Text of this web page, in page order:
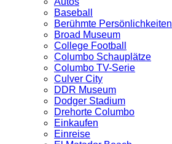
Baseball
Berühmte Persönlichkeiten
Broad Museum
College Football
Columbo Schauplätze
Columbo TV-Serie
Culver City
DDR Museum
Dodger Stadium
Drehorte Columbo
Einkaufen
Einreise